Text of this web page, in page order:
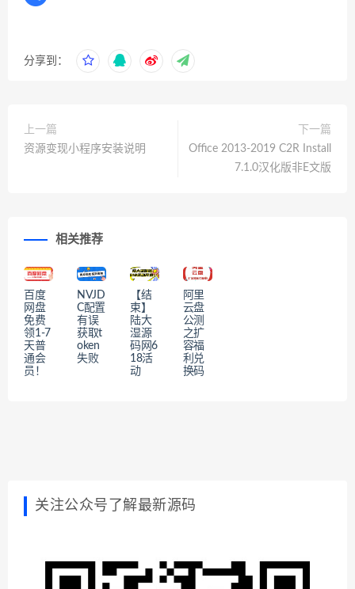
分享到：
上一篇
资源变现小程序安装说明
下一篇
Office 2013-2019 C2R Install
7.1.0汉化版非E文版
相关推荐
百度
网盘
免费
领1-7
天普
通会
员！
NVJD
C配置
有误
获取t
oken
失败
【结
束】
陆大
湿源
码网6
18活
动
阿里
云盘
公测
之扩
容福
利兑
换码
关注公众号了解最新源码